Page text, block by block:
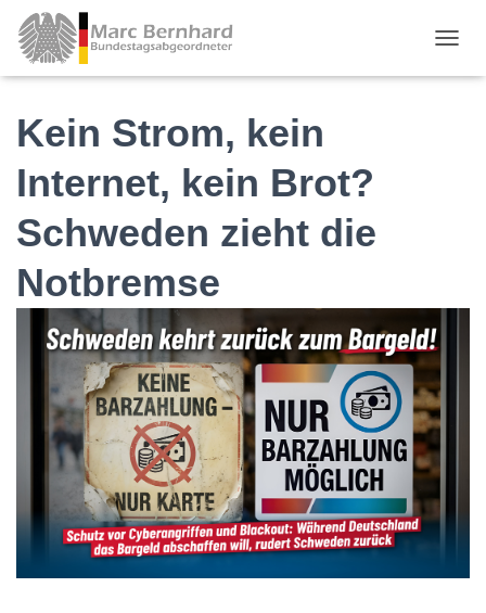
Kein Strom, kein
Internet, kein Brot?
Schweden zieht die
Notbremse